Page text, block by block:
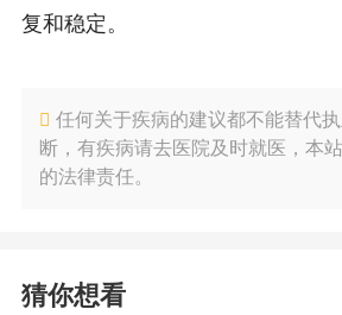
复和稳定。
任何关于疾病的建议都不能替代
断，有疾病请去医院及时就医，本
的法律责任。
猜你想看